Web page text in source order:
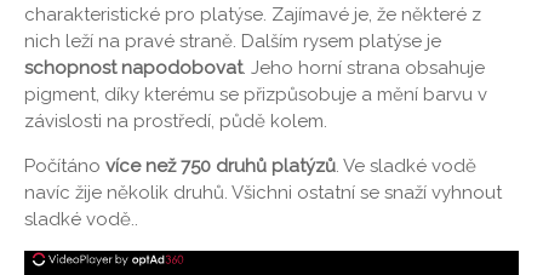
charakteristické pro platýse. Zajímavé je, že některé z
nich leží na pravé straně. Dalším rysem platýse je
schopnost napodobovat. Jeho horní strana obsahuje
pigment, díky kterému se přizpůsobuje a mění barvu v
závislosti na prostředí, půdě kolem.
Počítáno více než 750 druhů platýzů. Ve sladké vodě
navíc žije několik druhů. Všichni ostatní se snaží vyhnout
sladké vodě..